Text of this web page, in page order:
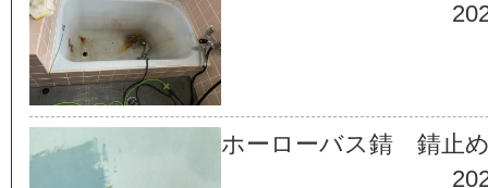
ホーローバス錆 錆止